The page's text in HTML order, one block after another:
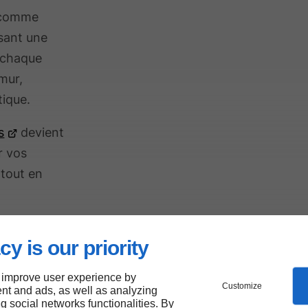
is our priority
user experience by
and ads, as well as analyzing
social networks functionalities. By
Customize
une
devient
vos
en
vos